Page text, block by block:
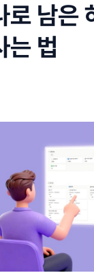
남은
는 법